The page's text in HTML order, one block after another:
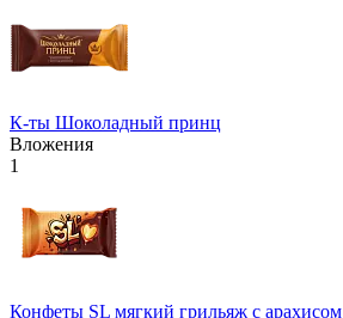
К-ты Шоколадный принц
Вложения
1
Конфеты SL мягкий грильяж с арахисом